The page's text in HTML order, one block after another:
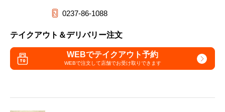
0237-86-1088
テイクアウト＆デリバリー注文
WEBでテイクアウト予約
WEBで注文して店舗でお受け取りできます